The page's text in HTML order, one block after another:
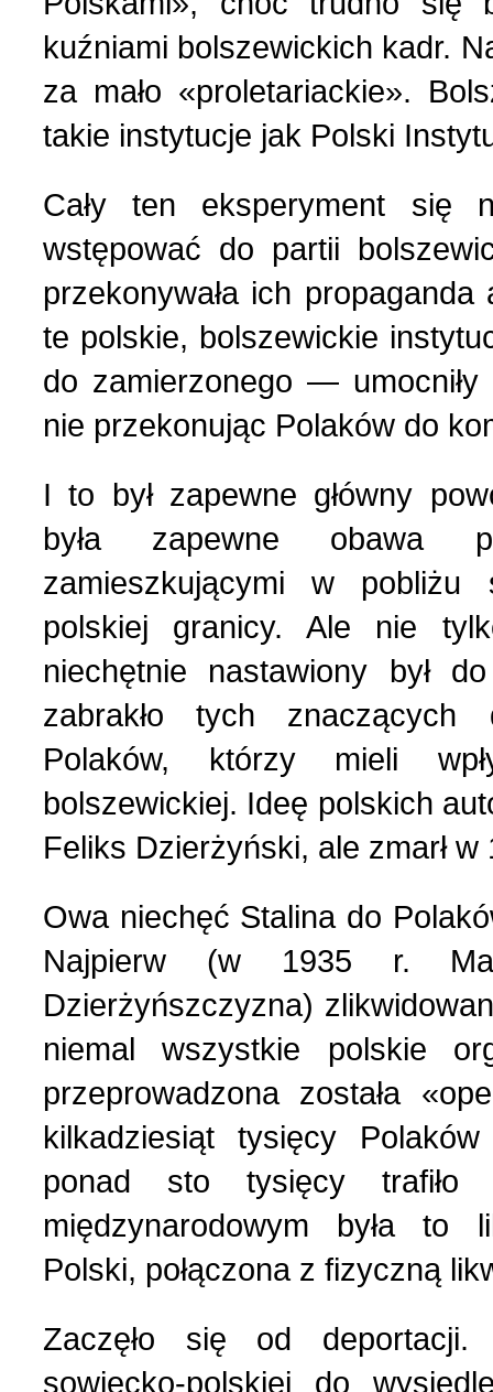
Strona religijna (18)
Sylwetki znanych ludzi
Szkolnictwo (14)
U naszych sąsiadów (9)
Wojna rosyjsko-
Wspomnienia (2)
Wybory w Polsce (4)
Wydarzenia (7)
Wydarzenia w Polsce
Wystawy, premiery,
Z Polską i Ukrainą w
Куточок юного
Українська сторінка
kuźniami bolszewickich kadr.
za mało «proletariackie».
takie instytucje jak Polski
Cały ten eksperyment się
wstępować do partii
przekonywała ich
te polskie, bolszewickie
do zamierzonego — umocniły
nie przekonując Polaków do
I to był zapewne główny
była zapewne obawa
zamieszkującymi w pobliżu
polskiej granicy. Ale nie
niechętnie nastawiony był
zabrakło tych znaczących
Polaków, którzy mieli
bolszewickiej. Ideę polskich
Feliks Dzierżyński, ale zmarł w
Owa niechęć Stalina do
Najpierw (w 1935 r.
Dzierżyńszczyzna)
niemal wszystkie polskie
przeprowadzona została
kilkadziesiąt tysięcy
ponad sto tysięcy trafiło
międzynarodowym była to
Polski, połączona z fizyczną
Zaczęło się od
sowiecko-polskiej do